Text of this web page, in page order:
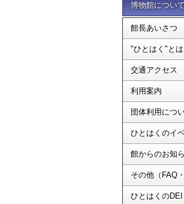
博物館につい
館長あいさつ
"ひとはく"とは
交通アクセス
利用案内
団体利用につ
ひとはくのイ
館からのお知
その他（FAQ
ひとはくの